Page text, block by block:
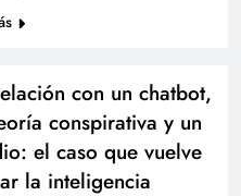
con un chatbot,
conspirativa y un
el caso que vuelve
la inteligencia